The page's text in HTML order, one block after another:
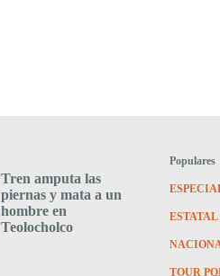
Tren amputa las
piernas y mata a un
hombre en
Teolocholco
Populares
ESTATAL
TOUR